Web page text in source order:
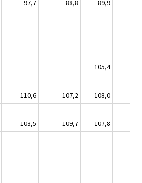
97,7 88,8
89,9
105,4
110,6 107,2
108,0
103,5 109,7
107,8